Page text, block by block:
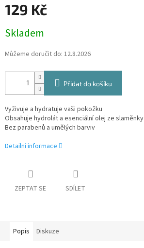
129 Kč
cena:
Skladem
Můžeme doručit do: 12.8.2026
Přidat do košíku
Vyživuje a hydratuje vaši pokožku
Obsahuje hydrolát a esenciální olej ze slaměnky
Bez parabenů a umělých barviv
Detailní informace
ZEPTAT SE SDÍLET
Popis Diskuze